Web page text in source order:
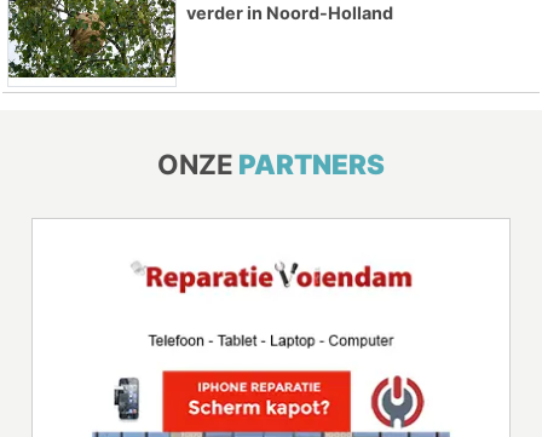
verder in Noord-Holland
ONZE PARTNERS